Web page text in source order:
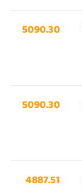
5090.30
5090.30
4887.51